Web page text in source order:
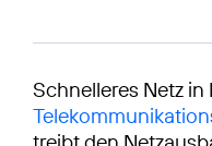
Schnelleres Netz